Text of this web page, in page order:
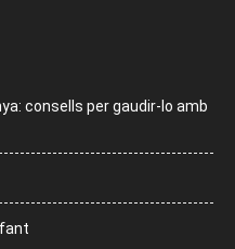
consells per gaudir-lo amb